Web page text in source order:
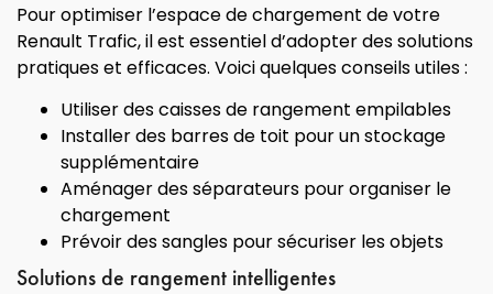
Pour optimiser l’espace de chargement de votre
Renault Trafic, il est essentiel d’adopter des solutions
pratiques et efficaces. Voici quelques conseils utiles :
Utiliser des caisses de rangement empilables
Installer des barres de toit pour un stockage
supplémentaire
Aménager des séparateurs pour organiser le
chargement
Prévoir des sangles pour sécuriser les objets
Solutions de rangement intelligentes